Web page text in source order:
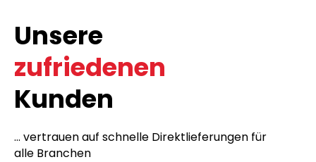
Unsere
zufriedenen
Kunden
... vertrauen auf schnelle Direktlieferungen für
alle Branchen